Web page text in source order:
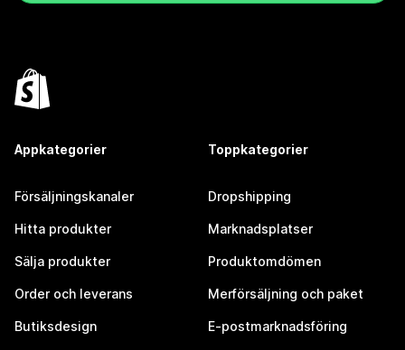
Appkategorier
Försäljningskanaler
Hitta produkter
Sälja produkter
Order och leverans
Butiksdesign
Toppkategorier
Dropshipping
Marknadsplatser
Produktomdömen
Merförsäljning och paket
E-postmarknadsföring